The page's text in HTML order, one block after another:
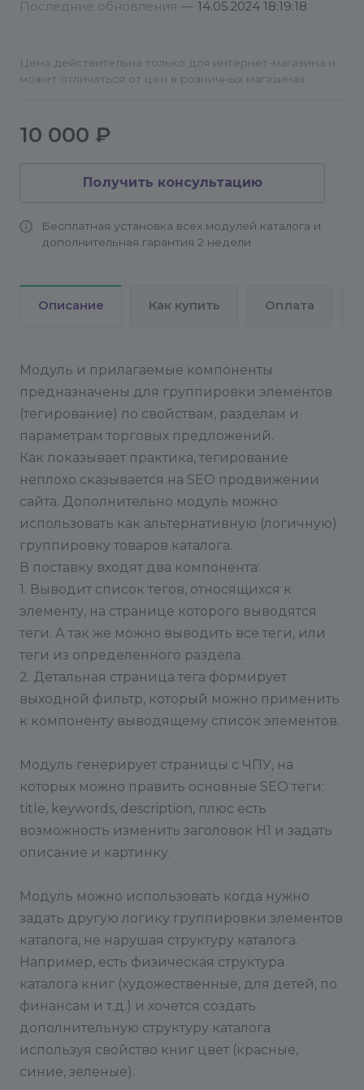
Так же задать вопрос можно в группе telegram -
Последние обновления — 14.05.2024 18:19:18
Цена действительна только для интернет-магазина и
может отличаться от цен в розничных магазинах
10 000 ₽
Получить консультацию
Бесплатная установка всех модулей каталога и
дополнительная гарантия 2 недели
Описание Как купить Оплата
Модуль и прилагаемые компоненты
предназначены для группировки элементов
(тегирование) по свойствам, разделам и
параметрам торговых предложений.
Как показывает практика, тегирование
неплохо сказывается на SEO продвижении
сайта. Дополнительно модуль можно
использовать как альтернативную (логичную)
группировку товаров каталога.
В поставку входят два компонента:
1. Выводит список тегов, относящихся к
элементу, на странице которого выводятся
теги. А так же можно выводить все теги, или
теги из определенного раздела.
2. Детальная страница тега формирует
выходной фильтр, который можно применить
к компоненту выводящему список элементов.
Модуль генерирует страницы с ЧПУ, на
которых можно править основные SEO теги:
title, keywords, description, плюс есть
возможность изменить заголовок H1 и задать
описание и картинку.
Модуль можно использовать когда нужно
задать другую логику группировки элементов
каталога, не нарушая структуру каталога.
Например, есть физическая структура
каталога книг (художественные, для детей, по
финансам и т.д.) и хочется создать
дополнительную структуру каталога
используя свойство книг цвет (красные,
синие, зеленые).